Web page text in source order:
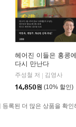
헤어진 이들은 홍콩
다시 만난다
주성철 저
김영사
14,850원 (10% 할인)
록된 더 많은 상품을 확인